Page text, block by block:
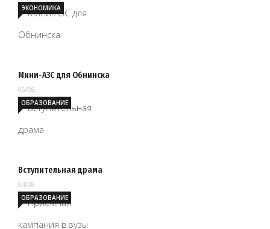
Мини-АЗС для Обнинска
ЭКОНОМИКА
06/08
Вступительная драма
ОБРАЗОВАНИЕ
04/08
ОБРАЗОВАНИЕ